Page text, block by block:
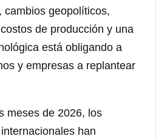
cambios geopolíticos,
de producción y una
está obligando a
y empresas a replantear
meses de 2026, los
han